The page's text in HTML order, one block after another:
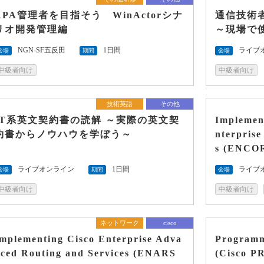
管理者を目指そう WinActorシナ
オ開発管理編
場 NGN-SF五反田 期間 1日間
級者向け
通信技術
～現場で
会場 ライブ
中級者向け
系英文契約書の読解 ～実際の英文契
書からノウハウを学ぼう～
場 ライブオンライン 期間 1日間
級者向け
技術英語 その他
nterprise
s
会場 ライブ
中級者向け
Cisco Enterprise Adva
Routing and Services (ENARS
ネットワーク cisco
(Cisco